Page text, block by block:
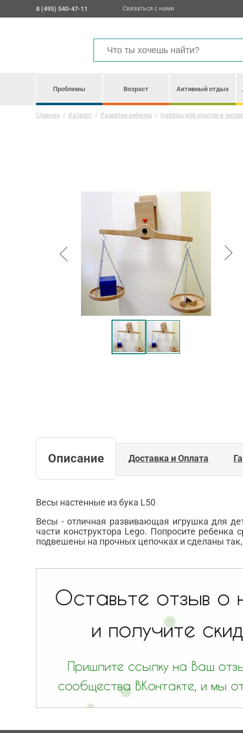
8 (495) 540-47-11 Связаться с нами
Проблемы Возраст Активный отдых
Главная / Каталог / Развитие ребенка / Наборы для опытов и
Описание Доставка и Оплата
Весы настенные из бука L50
Весы - отличная развивающая игрушка для
части конструктора Lego. Попросите
подвешены на прочных цепочках и сделаны